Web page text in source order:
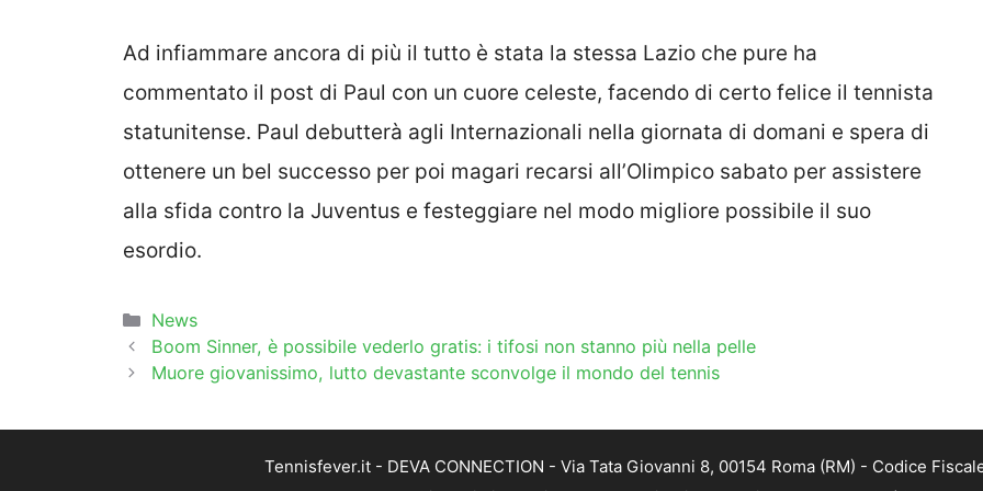
Ad infiammare ancora di più il tutto è stata la stessa Lazio che pure ha
commentato il post di Paul con un cuore celeste, facendo di certo felice il tennista
statunitense. Paul debutterà agli Internazionali nella giornata di domani e spera di
ottenere un bel successo per poi magari recarsi all’Olimpico sabato per assistere
alla sfida contro la Juventus e festeggiare nel modo migliore possibile il suo
esordio.
Categorie
News
Boom Sinner, è possibile vederlo gratis: i tifosi non stanno più nella pelle
Muore giovanissimo, lutto devastante sconvolge il mondo del tennis
Tennisfever.it - DEVA CONNECTION - Via Tata Giovanni 8, 00154 Roma (RM) - Codice